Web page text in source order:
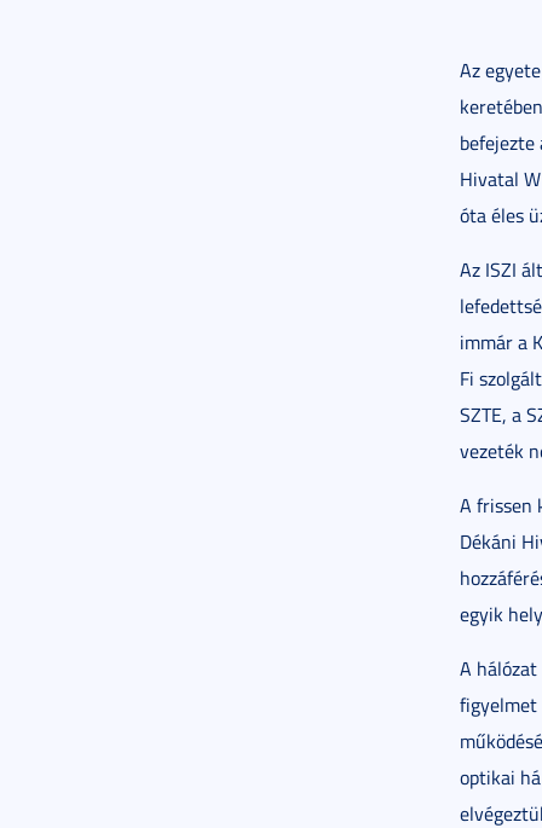
Az
befejezte
Hivatal
óta éles
Az ISZI
immár a
Fi
SZTE, a
vezeték
A frissen
Dékáni
egyik
A
figyelmet
optikai